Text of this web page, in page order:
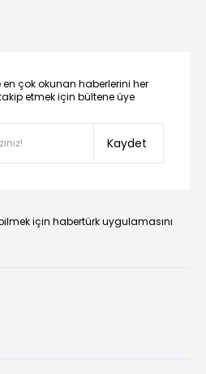
çok okunan haberlerini her
etmek için bültene üye
Kaydet
için habertürk uygulamasını